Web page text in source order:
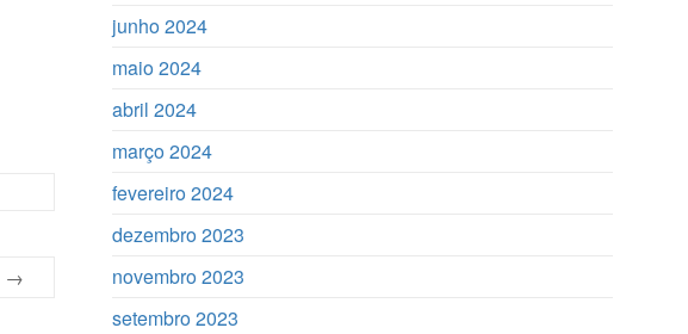
→
junho 2024
maio 2024
abril 2024
março 2024
fevereiro 2024
dezembro 2023
novembro 2023
setembro 2023